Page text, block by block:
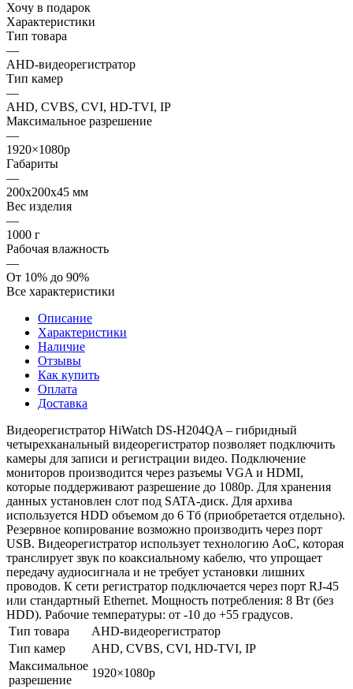
Хочу в подарок
Характеристики
Тип товара
—
AHD-видеорегистратор
Тип камер
—
AHD, CVBS, CVI, HD-TVI, IP
Максимальное разрешение
—
1920×1080p
Габариты
—
200x200x45 мм
Вес изделия
—
1000 г
Рабочая влажность
—
От 10% до 90%
Все характеристики
Описание
Характеристики
Наличие
Отзывы
Как купить
Оплата
Доставка
Видеорегистратор HiWatch DS-H204QA – гибридный
четырехканальный видеорегистратор позволяет подключить
камеры для записи и регистрации видео. Подключение
мониторов производится через разъемы VGA и HDMI,
которые поддерживают разрешение до 1080р. Для хранения
данных установлен слот под SATA-диск. Для архива
используется HDD объемом до 6 Тб (приобретается отдельно).
Резервное копирование возможно производить через порт
USB. Видеорегистратор использует технологию AoC, которая
транслирует звук по коаксиальному кабелю, что упрощает
передачу аудиосигнала и не требует установки лишних
проводов. К сети регистратор подключается через порт RJ-45
или стандартный Ethernet. Мощность потребления: 8 Вт (без
HDD). Рабочие температуры: от -10 до +55 градусов.
Тип товара
AHD-видеорегистратор
Тип камер
AHD, CVBS, CVI, HD-TVI, IP
Максимальное
разрешение
1920×1080p